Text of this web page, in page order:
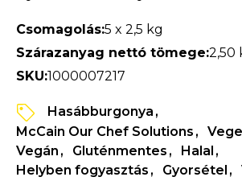
Csomagolás:5 x 2,5 kg
Szárazanyag nettó tömege:2,50
SKU:1000007217
Hasábburgonya
McCain Our Chef Solutions
Vegán
Gluténmentes
Halal
Helyben fogyasztás
Gyorsétel